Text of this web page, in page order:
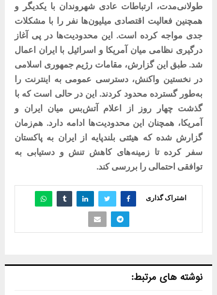
طولانی‌مدت، ارتباطات عادی شهروندان با یکدیگر و
همچنین فعالیت اقتصادی میلیون‌ها نفر را با مشکلات
جدی مواجه کرده است. این محدودیت‌ها در پی آغاز
درگیری نظامی میان آمریکا و اسرائیل با ایران اعمال
شد. طبق این گزارش، مقامات رژیم جمهوری اسلامی
در نخستین واکنش، دسترسی عمومی به اینترنت را
به‌طور گسترده محدود کردند. این در حالی است که با
گذشت چهار روز از اعلام آتش‌بس میان ایران و
آمریکا، همچنان این محدودیت‌ها ادامه دارد. هم‌زمان
گزارش شده که هیئتی بلندپایه از ایران به پاکستان
سفر کرده تا زمینه‌های کاهش تنش و دستیابی به
توافقی احتمالی را بررسی کند.
اشتراک گذاری
نوشته های مرتبط: